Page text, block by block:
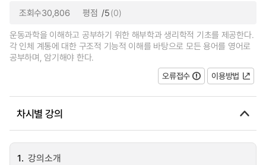
조회수30,806 평점 /5(0)
운동과학을 이해하고 공부하기 위한 해부학과 생리학적 기초를 제공한다.
각 인체 계통에 대한 구조적 기능적 이해를 바탕으로 모든 용어를 영어로
공부하며, 암기해야 한다.
오류접수
이용방법
차시별 강의
1. 강의소개